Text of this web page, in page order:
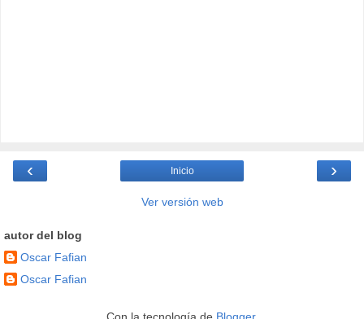
‹ ›
Inicio
Ver versión web
autor del blog
Oscar Fafian
Oscar Fafian
Con la tecnología de Blogger.